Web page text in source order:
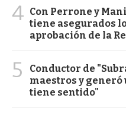
4 Con Perrone y
tiene asegurados
aprobación de la
5
Conductor de
maestros y generó
tiene sentido"